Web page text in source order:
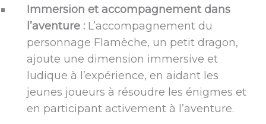
Immersion et accompagnement dans
l’aventure : L’accompagnement du
personnage Flamèche, un petit dragon,
ajoute une dimension immersive et
ludique à l’expérience, en aidant les
jeunes joueurs à résoudre les énigmes et
en participant activement à l’aventure.